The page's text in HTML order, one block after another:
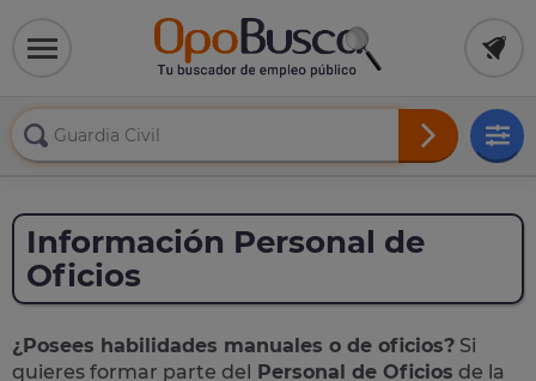
Información Personal de
Oficios
¿Posees habilidades manuales o de oficios? Si
quieres formar parte del Personal de Oficios de la